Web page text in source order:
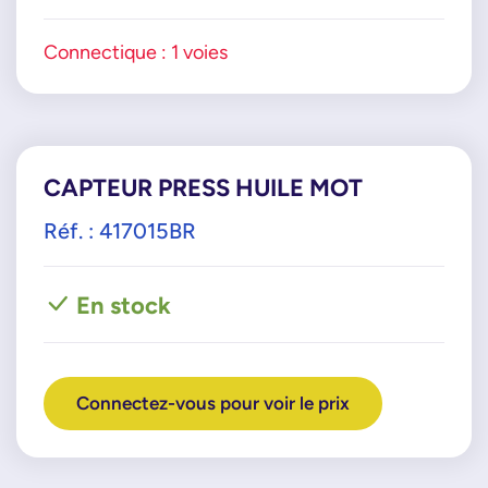
Connectique : 1 voies
CAPTEUR PRESS HUILE MOT
Réf. : 417015BR
En stock
Connectez-vous pour voir le prix